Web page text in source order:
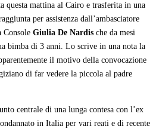
questa mattina al Cairo e trasferita in una
per assistenza dall’ambasciatore
Console Giulia De Nardis che da mesi
bimba di 3 anni. Lo scrive in una nota la
il motivo della convocazione
di far vedere la piccola al padre
centrale di una lunga contesa con l’ex
in Italia per vari reati e di recente